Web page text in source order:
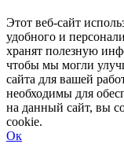
Этот веб-сайт
удобного и
хранят полезную
чтобы мы могли
сайта для вашей
необходимы для
на данный сайт, вы
cookie.
Ок